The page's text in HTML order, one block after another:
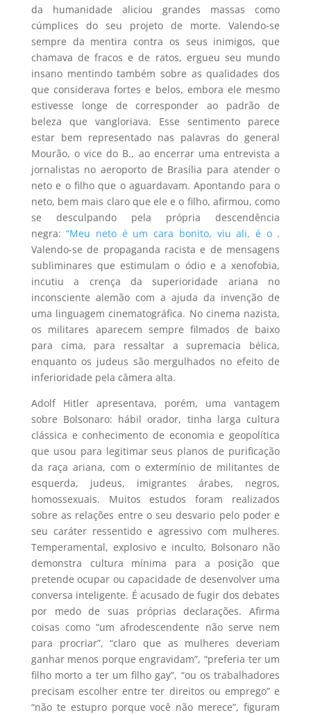
da humanidade aliciou grandes massas como
cúmplices do seu projeto de morte. Valendo-se
sempre da mentira contra os seus inimigos, que
chamava de fracos e de ratos, ergueu seu mundo
insano mentindo também sobre as qualidades dos
que considerava fortes e belos, embora ele mesmo
estivesse longe de corresponder ao padrão de
beleza que vangloriava. Esse sentimento parece
estar bem representado nas palavras do general
Mourão, o vice do B., ao encerrar uma entrevista a
jornalistas no aeroporto de Brasília para atender o
neto e o filho que o aguardavam. Apontando para o
neto, bem mais claro que ele e o filho, afirmou, como
se desculpando pela própria descendência
negra:“Meu neto é um cara bonito, viu ali, é o .
Valendo-se de propaganda racista e de mensagens
subliminares que estimulam o ódio e a xenofobia,
incutiu a crença da superioridade ariana no
inconsciente alemão com a ajuda da invenção de
uma linguagem cinematográfica. No cinema nazista,
os militares aparecem sempre filmados de baixo
para cima, para ressaltar a supremacia bélica,
enquanto os judeus são mergulhados no efeito de
inferioridade pela câmera alta.
Adolf Hitler apresentava, porém, uma vantagem
sobre Bolsonaro: hábil orador, tinha larga cultura
clássica e conhecimento de economia e geopolítica
que usou para legitimar seus planos de purificação
da raça ariana, com o extermínio de militantes de
esquerda, judeus, imigrantes árabes, negros,
homossexuais. Muitos estudos foram realizados
sobre as relações entre o seu desvario pelo poder e
seu caráter ressentido e agressivo com mulheres.
Temperamental, explosivo e inculto, Bolsonaro não
demonstra cultura mínima para a posição que
pretende ocupar ou capacidade de desenvolver uma
conversa inteligente. É acusado de fugir dos debates
por medo de suas próprias declarações. Afirma
coisas como “um afrodescendente não serve nem
para procriar”, “claro que as mulheres deveriam
ganhar menos porque engravidam”, “preferia ter um
filho morto a ter um filho gay”, “ou os trabalhadores
precisam escolher entre ter direitos ou emprego” e
“não te estupro porque você não merece”, figuram